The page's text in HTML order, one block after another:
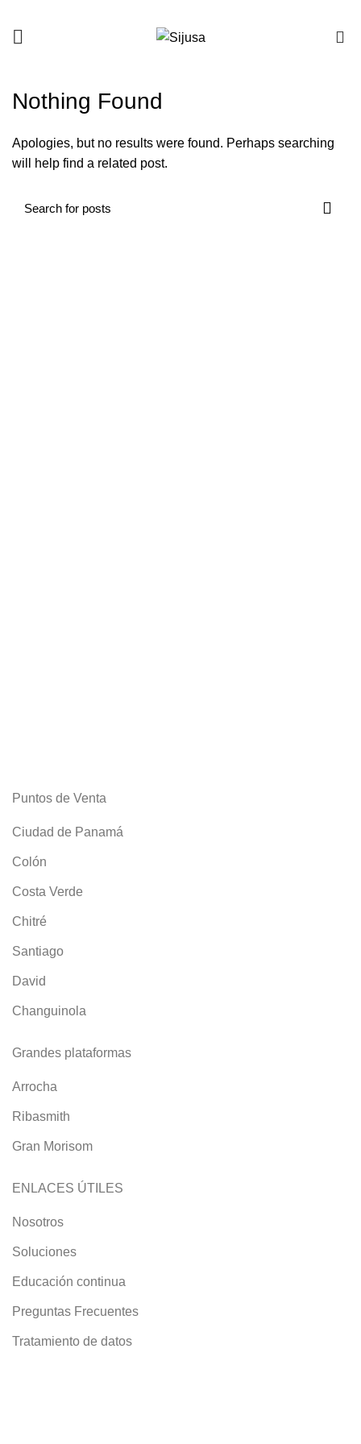
Nothing Found
Apologies, but no results were found. Perhaps searching
will help find a related post.
Puntos de Venta
Ciudad de Panamá
Colón
Costa Verde
Chitré
Santiago
David
Changuinola
Grandes plataformas
Arrocha
Ribasmith
Gran Morisom
ENLACES ÚTILES
Nosotros
Soluciones
Educación continua
Preguntas Frecuentes
Tratamiento de datos